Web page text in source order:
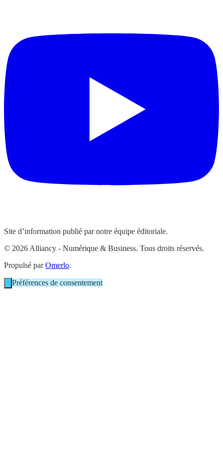
Site d’information publié par notre équipe éditoriale.
© 2026 Alliancy - Numérique & Business. Tous droits réservés.
Propulsé parOmerlo.
Préférences de consentement